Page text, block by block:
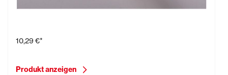
Katzenzunge, 140 mm
10,29 €*
Produkt anzeigen